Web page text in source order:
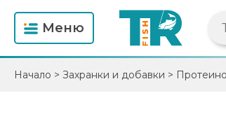
Mеню
Начало > Захранки и добавки >